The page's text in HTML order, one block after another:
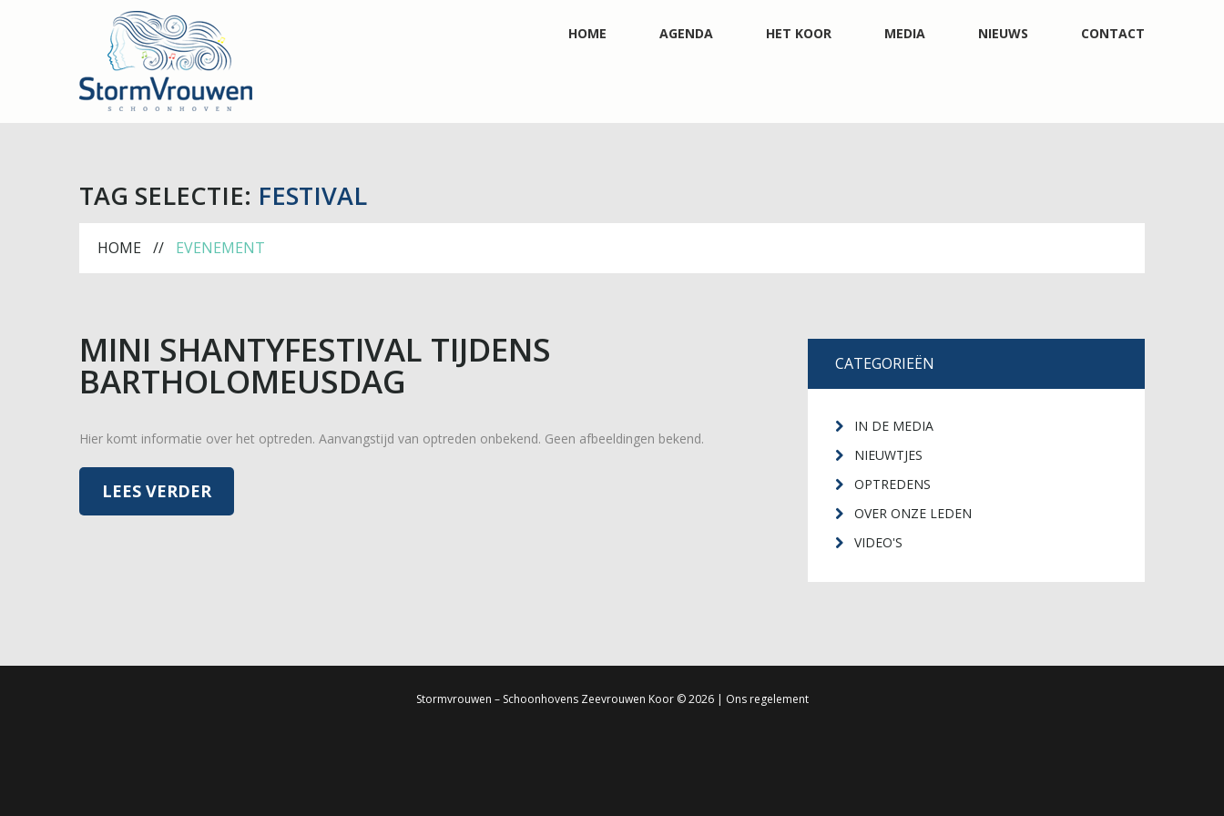
HOME AGENDA HET KOOR MEDIA NIEUWS CONTACT
TAG SELECTIE: FESTIVAL
HOME EVENEMENT
MINI SHANTYFESTIVAL TIJDENS
BARTHOLOMEUSDAG
Hier komt informatie over het optreden. Aanvangstijd van optreden onbekend. Geen afbeeldingen bekend.
LEES VERDER
CATEGORIEËN
IN DE MEDIA
NIEUWTJES
OPTREDENS
OVER ONZE LEDEN
VIDEO'S
Stormvrouwen – Schoonhovens Zeevrouwen Koor© 2026 | Ons regelement